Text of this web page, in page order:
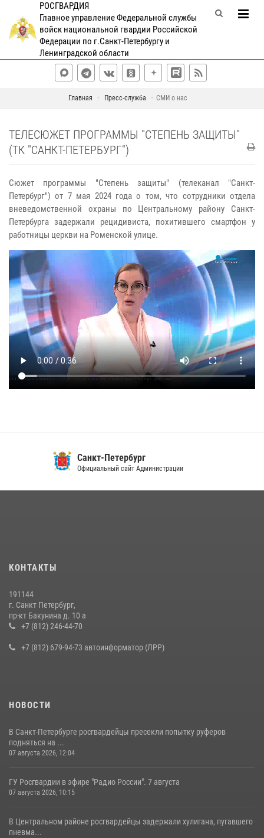
РОСГВАРДИЯ
Главное управление Федеральной службы
войск национальной гвардии Российской
Федерации по г.Санкт-Петербургу и
Ленинградской области
Главная Пресс-служба СМИ о нас
ТЕЛЕСЮЖЕТ ПРОГРАММЫ "СТЕПЕНЬ ЗАЩИТЫ"
(ТК "САНКТ-ПЕТЕРБУРГ")
Сюжет программы "Степень защиты" (телеканал "Санкт-
Петербург") от 7 мая 2024 года о том, что сотрудники отдела
вневедомственной охраны по Центральному району Санкт-
Петербурга задержали рецидивиста, похитившего смартфон у
работницы церкви на Роменской улице.
Санкт-Петербург
Официальный сайт Администрации
КОНТАКТЫ
191144
г. Санкт Петербург,
пр-кт Бакунина д. 10 а
+7 (812) 246-44-70
+7 (812) 679-94-73 автоинформатор (ЛРР)
НОВОСТИ
В Санкт-Петербурге росгвардейцы пресекли попытку руферов
подняться на ...
07 августа 2026, 12:04
ГУ Росгвардии в эфире "Радио России". 7 августа
07 августа 2026, 10:15
В Центральном районе росгвардейцы задержали хулигана, пугавшего
пневма...